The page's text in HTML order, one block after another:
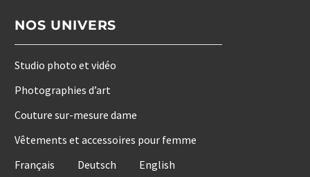
NOS UNIVERS
Studio photo et vidéo
Photographies d’art
Couture sur-mesure dame
Vêtements et accessoires pour femme
Français
Deutsch English